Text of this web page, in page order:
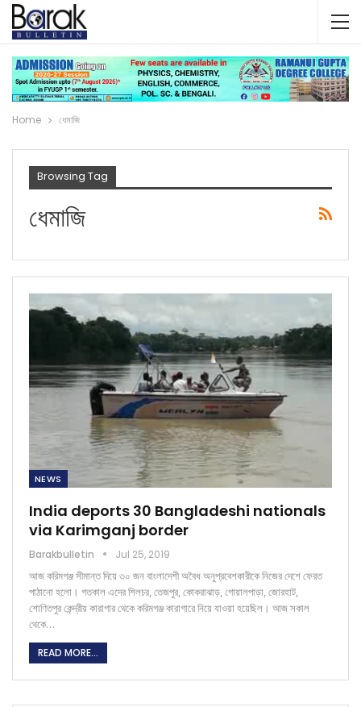
Home ধেমাজি
Browsing Tag
ধেমাজি
NEWS
India deports 30 Bangladeshi nationals
via Karimganj border
Barakbulletin Jul 25, 2019
আজ করিমগঞ্জ সীমান্ত দিয়ে ৩০ জন বাংলাদেশী অবৈধ অনুপ্রবেশকারীকে নিজের দেশে ফেরত
পাঠানো হলো। গতকাল এদের শিলচর, তেজপুর, কোকরাঝাড়, গোয়ালপাড়া, জোরহাট,
শোণিতপুর কেন্দ্রীয় কারাগার থেকে করিমগঞ্জ কারাগারে নিয়ে যাওয়া হয়েছিল। আজ সকাল
থেকে…
READ MORE...